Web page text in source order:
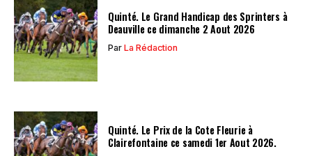
Quinté. Le Grand Handicap des Sprinters à
Deauville ce dimanche 2 Aout 2026
Par La Rédaction
Quinté. Le Prix de la Cote Fleurie à
Clairefontaine ce samedi 1er Aout 2026.